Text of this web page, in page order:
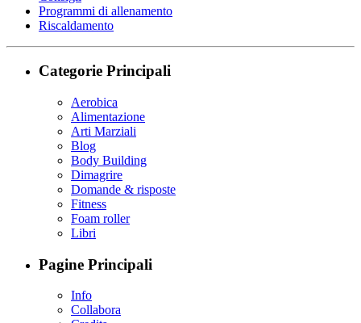
Programmi di allenamento
Riscaldamento
Categorie Principali
Aerobica
Alimentazione
Arti Marziali
Blog
Body Building
Dimagrire
Domande & risposte
Fitness
Foam roller
Libri
Pagine Principali
Info
Collabora